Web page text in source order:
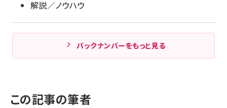
解説／ノウハウ
バックナンバーをもっと見る
この記事の筆者